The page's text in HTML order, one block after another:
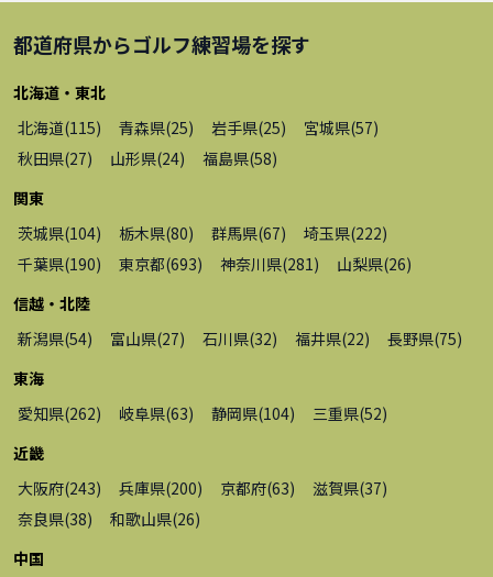
都道府県からゴルフ練習場を探す
北海道・東北
北海道(115) 青森県(25) 岩手県(25) 宮城県(57)
秋田県(27) 山形県(24) 福島県(58)
関東
茨城県(104) 栃木県(80) 群馬県(67) 埼玉県(222)
千葉県(190) 東京都(693) 神奈川県(281 ) 山梨県(26)
信越・北陸
新潟県(54) 富山県(27) 石川県(32) 福井県(22) 長野県(75)
東海
愛知県(262) 岐阜県(63) 静岡県(104) 三重県(52)
近畿
大阪府(243) 兵庫県(200) 京都府(63) 滋賀県(37)
奈良県(38) 和歌山県(26)
中国